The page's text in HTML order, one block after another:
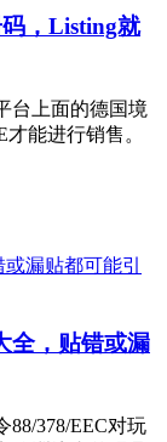
，Listing就
台上面的德国境
能进行销售。
全，贴错或漏
88/378/EEC对玩